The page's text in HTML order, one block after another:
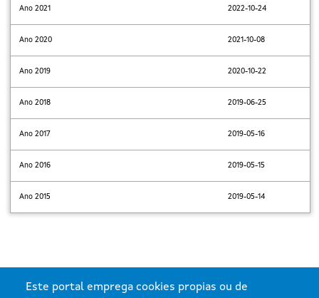
Este portal emprega cookies propias ou de
Ano 2021 2022-10-24
Ano 2020 2021-10-08
Ano 2019 2020-10-22
Ano 2018 2019-06-25
Ano 2017 2019-05-16
Ano 2016 2019-05-15
Ano 2015 2019-05-14